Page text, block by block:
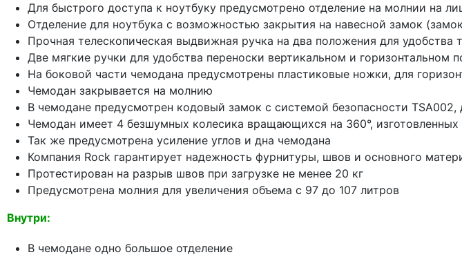
Для быстрого доступа к ноутбуку предусмотрено отделение на молнии на
Отделение для ноутбука с возможностью закрытия на навесной замок
Прочная телескопическая выдвижная ручка на два положения для удобства
Две мягкие ручки для удобства переноски вертикальном и горизонтальном
На боковой части чемодана предусмотрены пластиковые ножки, для
Чемодан закрывается на молнию
В чемодане предусмотрен кодовый замок с системой безопасности
Чемодан имеет 4 безшумных колесика вращающихся на 360°, изготовленных
Так же предусмотрена усиление углов и дна чемодана
Компания Rock гарантирует надежность фурнитуры, швов и основного
Протестирован на разрыв швов при загрузке не менее 20 кг
Предусмотрена молния для увеличения объема с 97 до 107 литров
Внутри:
В чемодане одно большое отделение